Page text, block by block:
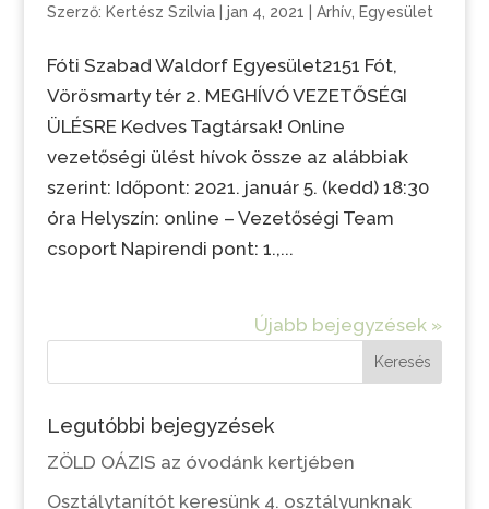
Szerző: Kertész Szilvia| jan 4, 2021 Arhív, Egyesület
Fóti Szabad Waldorf Egyesület2151 Fót,
Vörösmarty tér 2. MEGHÍVÓ VEZETŐSÉGI
ÜLÉSRE Kedves Tagtársak! Online
vezetőségi ülést hívok össze az alábbiak
szerint: Időpont: 2021. január 5. (kedd) 18:30
óra Helyszín: online – Vezetőségi Team
csoport Napirendi pont: 1.,...
Újabb bejegyzések »
Keresés
Legutóbbi bejegyzések
ZÖLD OÁZIS az óvodánk kertjében
Osztálytanítót keresünk 4. osztályunknak